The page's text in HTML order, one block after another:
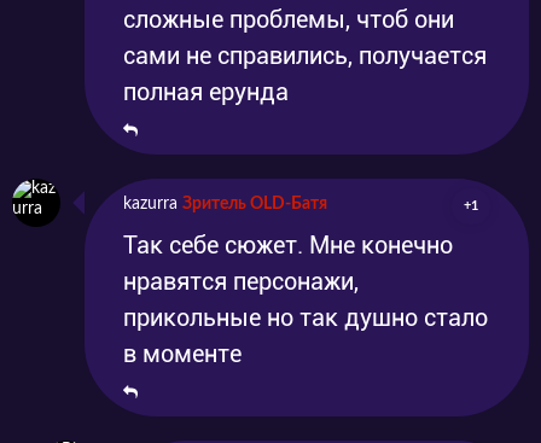
сложные проблемы, чтоб они
сами не справились, получается
полная ерунда
kazurra Зритель OLD-Батя +1
Так себе сюжет. Мне конечно
нравятся персонажи,
прикольные но так душно стало
в моменте